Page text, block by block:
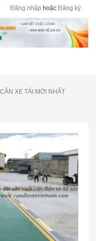
Đăng nhập hoặc Đăng ký
XE TẢI MỚI NHẤT